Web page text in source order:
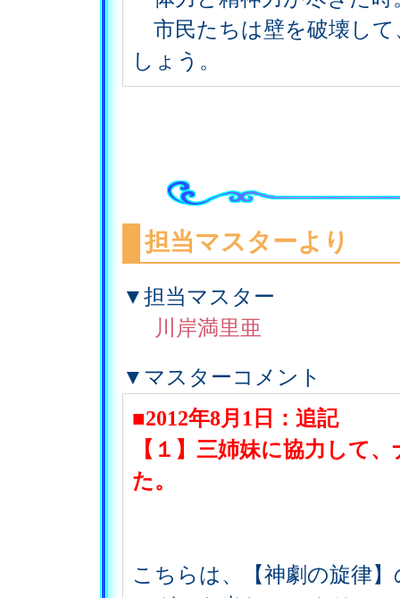
市民たちは壁を破壊して
しょう。
担当マスターより
▼担当マスター
川岸満里亜
▼マスターコメント
■2012年8月1日：追記
【１】三姉妹に協力して
た。
こちらは、【神劇の旋律